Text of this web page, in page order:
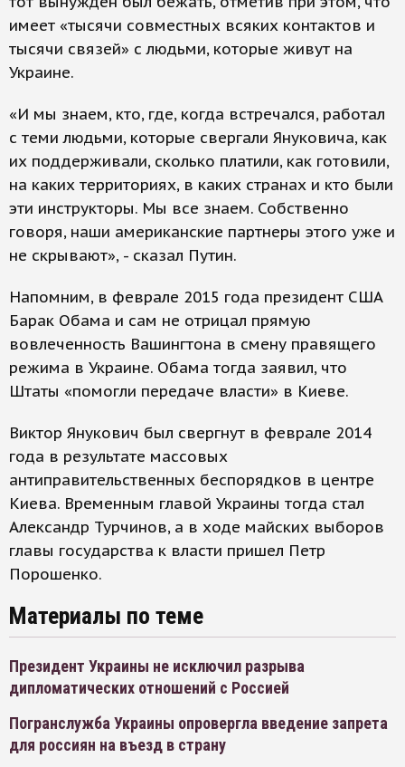
имеет «тысячи совместных всяких контактов и
тысячи связей» с людьми, которые живут на
Украине.
«И мы знаем, кто, где, когда встречался, работал
с теми людьми, которые свергали Януковича, как
их поддерживали, сколько платили, как готовили,
на каких территориях, в каких странах и кто были
эти инструкторы. Мы все знаем. Собственно
говоря, наши американские партнеры этого уже и
не скрывают», - сказал Путин.
Напомним, в феврале 2015 года президент США
Барак Обама и сам не отрицал прямую
вовлеченность Вашингтона в смену правящего
режима в Украине. Обама тогда заявил, что
Штаты «помогли передаче власти» в Киеве.
Виктор Янукович был свергнут в феврале 2014
года в результате массовых
антиправительственных беспорядков в центре
Киева. Временным главой Украины тогда стал
Александр Турчинов, а в ходе майских выборов
главы государства к власти пришел Петр
Порошенко.
Материалы по теме
Президент Украины не исключил разрыва
дипломатических отношений с Россией
Погранслужба Украины опровергла введение запрета
для россиян на въезд в страну